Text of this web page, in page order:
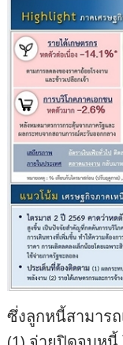
ซึ่งลูกหนี้สามาร